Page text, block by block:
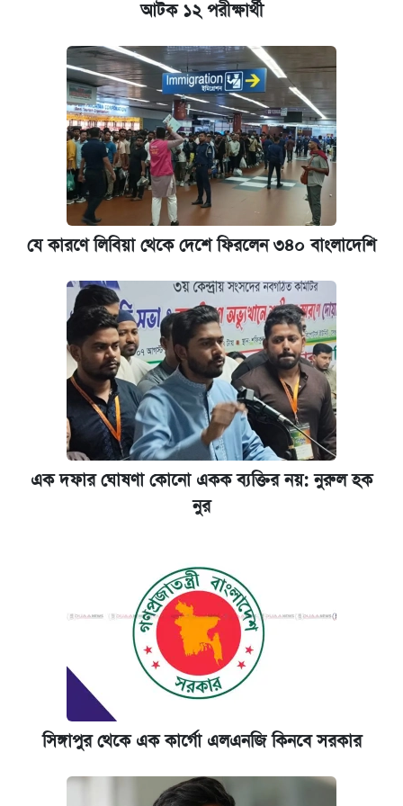
আটক ১২ পরীক্ষার্থী
যে কারণে লিবিয়া থেকে দেশে ফিরলেন ৩৪০ বাংলাদেশি
এক দফার ঘোষণা কোনো একক ব্যক্তির নয়: নুরুল হক
নুর
সিঙ্গাপুর থেকে এক কার্গো এলএনজি কিনবে সরকার